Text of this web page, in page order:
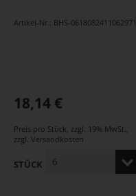
Artikel-Nr.: BHS-0618082411062971
18,14 €
Preis pro Stück zzgl. 19% MwSt.
zzgl. Versandkosten
STÜCK